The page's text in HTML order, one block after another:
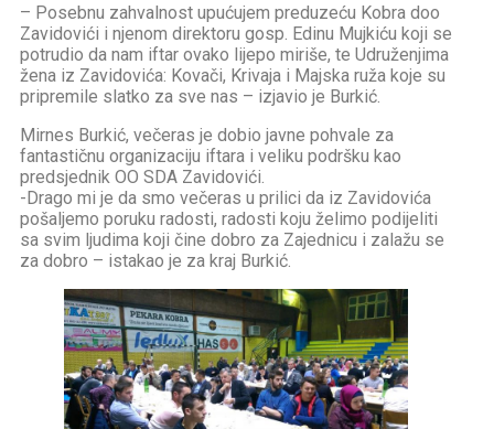
– Posebnu zahvalnost upućujem preduzeću Kobra doo
Zavidovići i njenom direktoru gosp. Edinu Mujkiću koji se
potrudio da nam iftar ovako lijepo miriše, te Udruženjima
žena iz Zavidovića: Kovači, Krivaja i Majska ruža koje su
pripremile slatko za sve nas – izjavio je Burkić.
Mirnes Burkić, večeras je dobio javne pohvale za
fantastičnu organizaciju iftara i veliku podršku kao
predsjednik OO SDA Zavidovići.
-Drago mi je da smo večeras u prilici da iz Zavidovića
pošaljemo poruku radosti, radosti koju želimo podijeliti
sa svim ljudima koji čine dobro za Zajednicu i zalažu se
za dobro – istakao je za kraj Burkić.